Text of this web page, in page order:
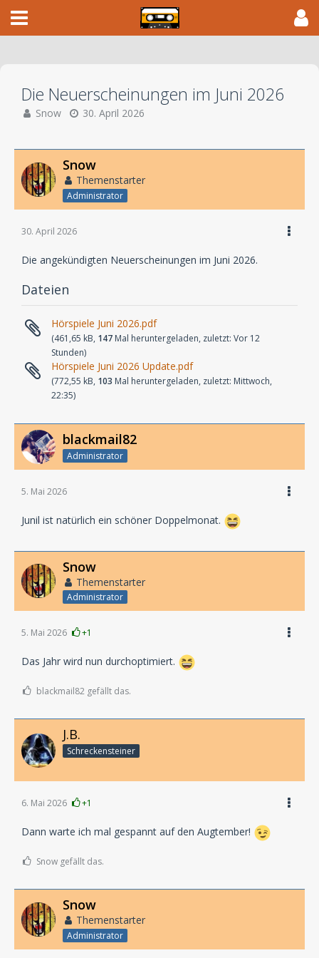
Die Neuerscheinungen im Juni 2026
Snow 30. April 2026
Snow
Themenstarter
Administrator
30. April 2026
Die angekündigten Neuerscheinungen im Juni 2026.
Dateien
Hörspiele Juni 2026.pdf
(461,65 kB, 147 Mal heruntergeladen, zuletzt: Vor 12
Stunden)
Hörspiele Juni 2026 Update.pdf
(772,55 kB, 103 Mal heruntergeladen, zuletzt: Mittwoch,
22:35)
blackmail82
Administrator
5. Mai 2026
Junil ist natürlich ein schöner Doppelmonat.
Snow
Themenstarter
Administrator
5. Mai 2026 +1
Das Jahr wird nun durchoptimiert.
blackmail82 gefällt das.
J.B.
Schreckensteiner
6. Mai 2026 +1
Dann warte ich mal gespannt auf den Augtember!
Snow gefällt das.
Snow
Themenstarter
Administrator